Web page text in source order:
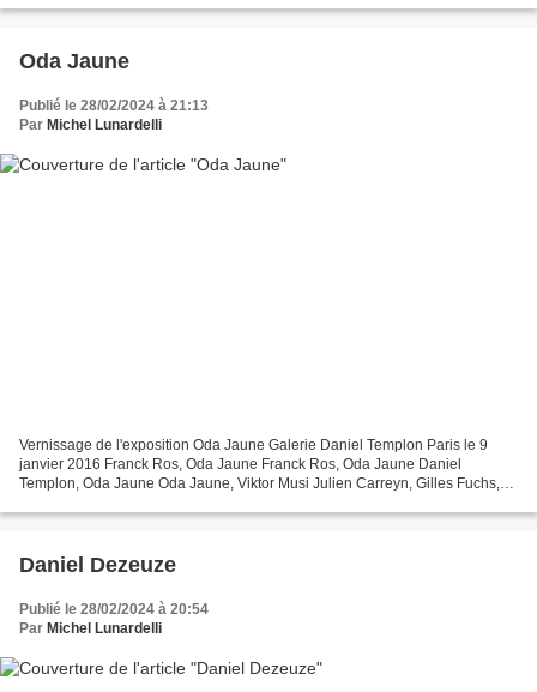
Oda Jaune
Publié le 28/02/2024 à 21:13
Par Michel Lunardelli
Vernissage de l'exposition Oda Jaune Galerie Daniel Templon Paris le 9
janvier 2016 Franck Ros, Oda Jaune Franck Ros, Oda Jaune Daniel
Templon, Oda Jaune Oda Jaune, Viktor Musi Julien Carreyn, Gilles Fuchs,
Daniel Dezeuze
Publié le 28/02/2024 à 20:54
Par Michel Lunardelli